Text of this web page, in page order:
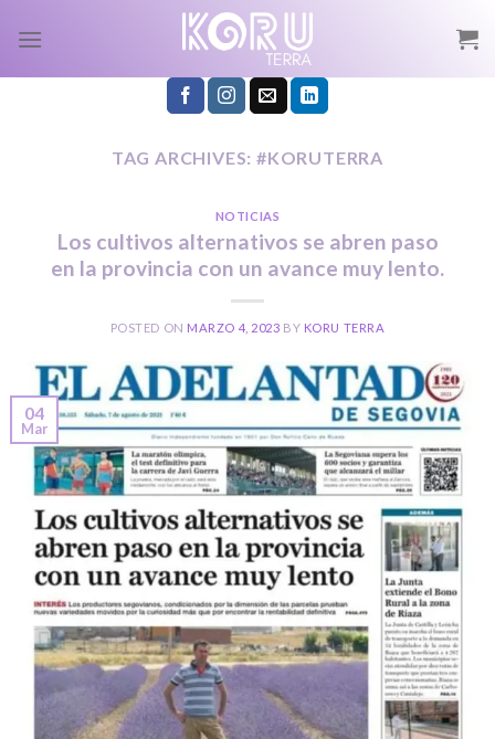
TAG ARCHIVES:#KORUTERRA
NOTICIAS
Los cultivos alternativos se abren paso
en la provincia con un avance muy lento.
POSTED ON MARZO 4, 2023 BY KORU TERRA
04
Mar